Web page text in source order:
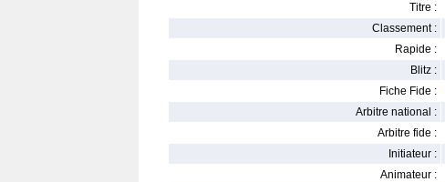
Titre :
Classement :
Rapide :
Blitz :
Fiche Fide :
Arbitre national :
Arbitre fide :
Initiateur :
Animateur :